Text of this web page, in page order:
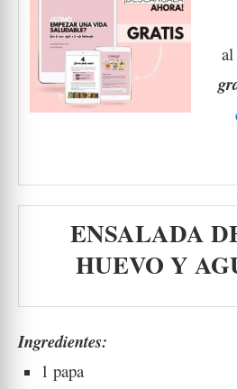
ENSALADA
HUEVO Y
Ingredientes:
1 papa